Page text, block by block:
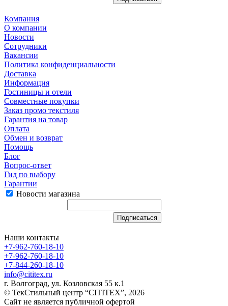
Компания
О компании
Новости
Сотрудники
Вакансии
Политика конфиденциальности
Доставка
Информация
Гостиницы и отели
Совместные покупки
Заказ промо текстиля
Гарантия на товар
Оплата
Обмен и возврат
Помощь
Блог
Вопрос-ответ
Гид по выбору
Гарантии
Новости магазина
Наши контакты
+7-962-760-18-10
+7-962-760-18-10
+7-844-260-18-10
info@cititex.ru
г. Волгоград, ул. Козловская 55 к.1
© ТекСтильный центр “CITITEX”, 2026
Сайт не является публичной офертой